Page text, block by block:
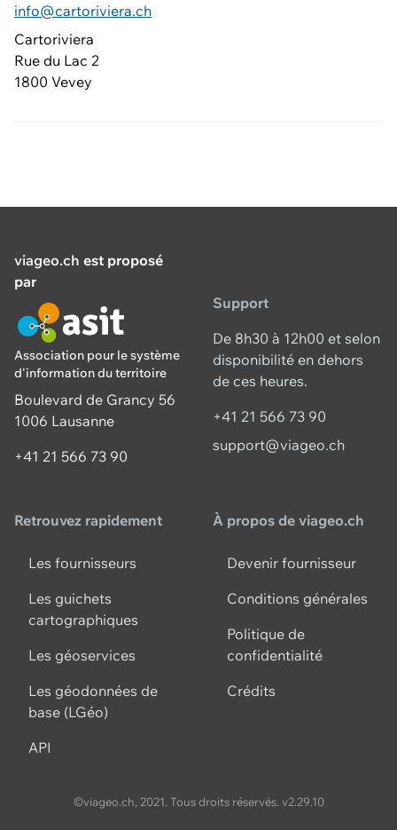
info@cartoriviera.ch
Cartoriviera
Rue du Lac 2
1800 Vevey
viageo.ch est proposé
par
Association pour le système
d'information du territoire
Boulevard de Grancy 56
1006 Lausanne
+41 21 566 73 90
Support
De 8h30 à 12h00 et selon
disponibilité en dehors
de ces heures.
+41 21 566 73 90
support@viageo.ch
Retrouvez rapidement
Les fournisseurs
Les guichets
cartographiques
Les géoservices
Les géodonnées de
base (LGéo)
API
À propos de viageo.ch
Devenir fournisseur
Conditions générales
Politique de
confidentialité
Crédits
©viageo.ch, 2021. Tous droits réservés. v2.29.10